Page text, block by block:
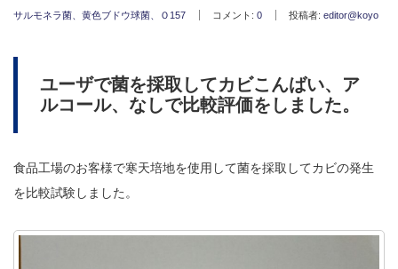
サルモネラ菌、黄色ブドウ球菌、Ｏ157 コメント: 0 投稿者: editor@koyo
ユーザで菌を採取してカビこんばい、ア
ルコール、なしで比較評価をしました。
食品工場のお客様で寒天培地を使用して菌を採取してカビの発生
を比較試験しました。
フッ素樹脂ベルト
販売製品